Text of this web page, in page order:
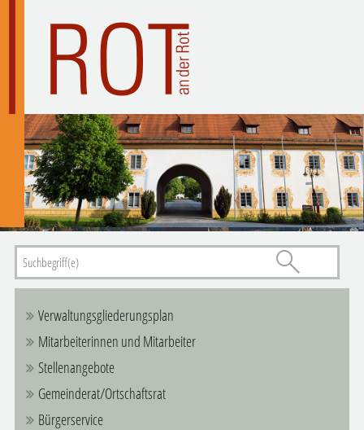
Verwaltungsgliederungsplan
Mitarbeiterinnen und Mitarbeiter
Stellenangebote
Gemeinderat/Ortschaftsrat
Bürgerservice